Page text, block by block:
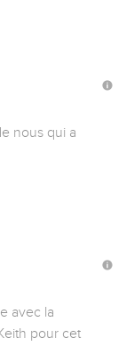
nous qui a
avec la
pour cet